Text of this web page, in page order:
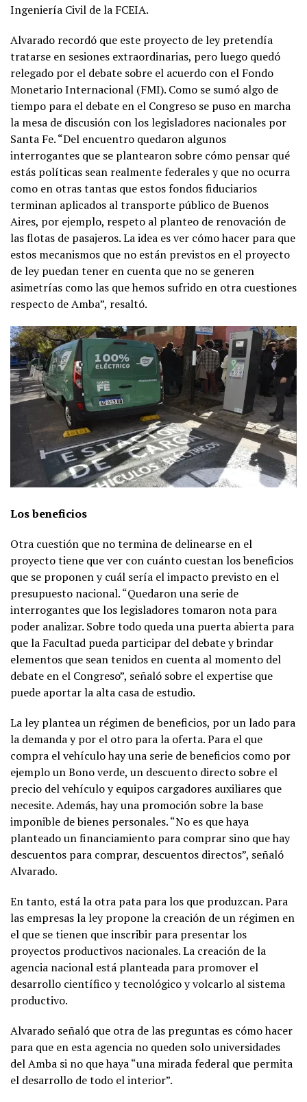
Ingeniería Civil de la FCEIA.
Alvarado recordó que este proyecto de ley pretendía
tratarse en sesiones extraordinarias, pero luego quedó
relegado por el debate sobre el acuerdo con el Fondo
Monetario Internacional (FMI). Como se sumó algo de
tiempo para el debate en el Congreso se puso en marcha
la mesa de discusión con los legisladores nacionales por
Santa Fe. “Del encuentro quedaron algunos
interrogantes que se plantearon sobre cómo pensar qué
estás políticas sean realmente federales y que no ocurra
como en otras tantas que estos fondos fiduciarios
terminan aplicados al transporte público de Buenos
Aires, por ejemplo, respeto al planteo de renovación de
las flotas de pasajeros. La idea es ver cómo hacer para que
estos mecanismos que no están previstos en el proyecto
de ley puedan tener en cuenta que no se generen
asimetrías como las que hemos sufrido en otra cuestiones
respecto de Amba”, resaltó.
Los beneficios
Otra cuestión que no termina de delinearse en el
proyecto tiene que ver con cuánto cuestan los beneficios
que se proponen y cuál sería el impacto previsto en el
presupuesto nacional. “Quedaron una serie de
interrogantes que los legisladores tomaron nota para
poder analizar. Sobre todo queda una puerta abierta para
que la Facultad pueda participar del debate y brindar
elementos que sean tenidos en cuenta al momento del
debate en el Congreso”, señaló sobre el expertise que
puede aportar la alta casa de estudio.
La ley plantea un régimen de beneficios, por un lado para
la demanda y por el otro para la oferta. Para el que
compra el vehículo hay una serie de beneficios como por
ejemplo un Bono verde, un descuento directo sobre el
precio del vehículo y equipos cargadores auxiliares que
necesite. Además, hay una promoción sobre la base
imponible de bienes personales. “No es que haya
planteado un financiamiento para comprar sino que hay
descuentos para comprar, descuentos directos”, señaló
Alvarado.
En tanto, está la otra pata para los que produzcan. Para
las empresas la ley propone la creación de un régimen en
el que se tienen que inscribir para presentar los
proyectos productivos nacionales. La creación de la
agencia nacional está planteada para promover el
desarrollo científico y tecnológico y volcarlo al sistema
productivo.
Alvarado señaló que otra de las preguntas es cómo hacer
para que en esta agencia no queden solo universidades
del Amba si no que haya “una mirada federal que permita
el desarrollo de todo el interior”.